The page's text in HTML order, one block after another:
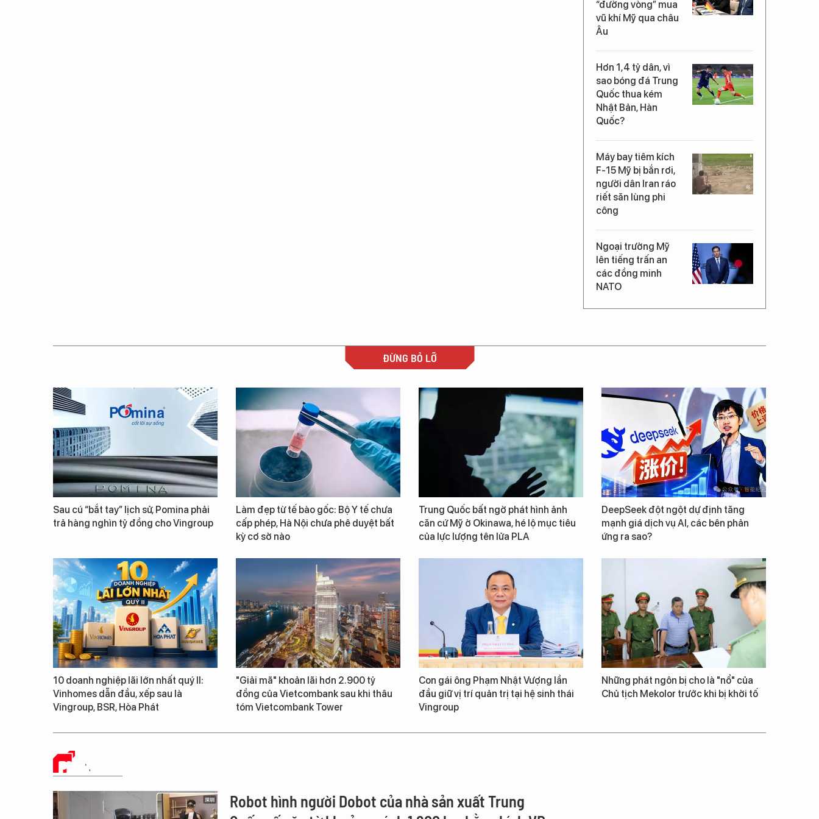
“đường vòng” mua
vũ khí Mỹ qua châu
Âu
Hơn 1,4 tỷ dân, vì
sao bóng đá Trung
Quốc thua kém
Nhật Bản, Hàn
Quốc?
Máy bay tiêm kích
F-15 Mỹ bị bắn rơi,
người dân Iran ráo
riết săn lùng phi
công
Ngoại trưởng Mỹ
lên tiếng trấn an
các đồng minh
NATO
ĐỪNG BỎ LỠ
Sau cú “bắt tay” lịch sử, Pomina phải
trả hàng nghìn tỷ đồng cho Vingroup
Làm đẹp từ tế bào gốc: Bộ Y tế chưa
cấp phép, Hà Nội chưa phê duyệt bất
kỳ cơ sở nào
Trung Quốc bất ngờ phát hình ảnh
căn cứ Mỹ ở Okinawa, hé lộ mục tiêu
của lực lượng tên lửa PLA
DeepSeek đột ngột dự định tăng
mạnh giá dịch vụ AI, các bên phản
ứng ra sao?
10 doanh nghiệp lãi lớn nhất quý II:
Vinhomes dẫn đầu, xếp sau là
Vingroup, BSR, Hòa Phát
"Giải mã" khoản lãi hơn 2.900 tỷ
đồng của Vietcombank sau khi thâu
tóm Vietcombank Tower
Con gái ông Phạm Nhật Vượng lần
đầu giữ vị trí quản trị tại hệ sinh thái
Vingroup
Những phát ngôn bị cho là "nổ" của
Chủ tịch Mekolor trước khi bị khởi tố
PHÂN TÍCH
Robot hình người Dobot của nhà sản xuất Trung